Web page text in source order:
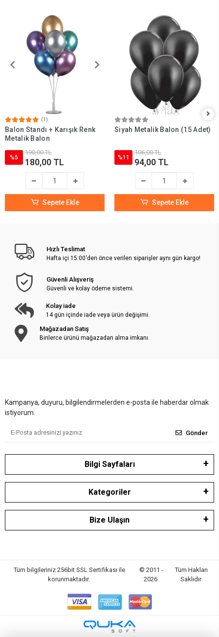
(1)
Balon Standı + Karışık Renk
Metalik Balon
%5
190,00 TL
180,00 TL
Sepete Ekle
Siyah Metalik Balon (15 Adet)
%11
106,00 TL
94,00 TL
Sepete Ekle
Hızlı Teslimat
Hafta içi 15:00'den önce verilen siparişler aynı gün kargo!
Güvenli Alışveriş
Güvenli ve kolay ödeme sistemi.
Kolay iade
14 gün içinde iade veya ürün değişimi.
Mağazadan Satış
Binlerce ürünü mağazadan alma imkanı.
Kampanya, duyuru, bilgilendirmelerden e-posta ile haberdar olmak
istiyorum.
Gönder
Bilgi Sayfaları
Kategoriler
Bize Ulaşın
Tüm bilgileriniz 256bit SSL Sertifikası ile
korunmaktadır.
© 2011 -
2026
Tüm Hakları
Saklıdır